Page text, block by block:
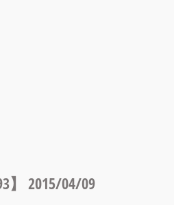
】 2015/04/09